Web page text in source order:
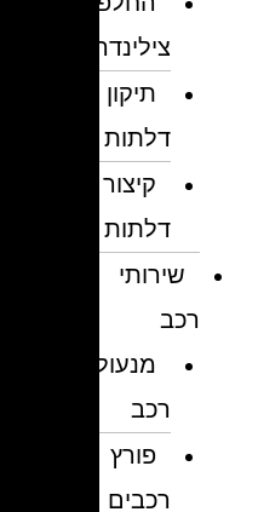
צילינדרים
תיקון
דלתות
קיצור
דלתות
שירותי
מנעולן
פורץ
רכבים